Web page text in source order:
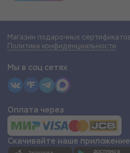
Магазин подарочных
Политика конфиденциальности
Мы в соц сетях
Оплата через
Скачивайте наше приложение